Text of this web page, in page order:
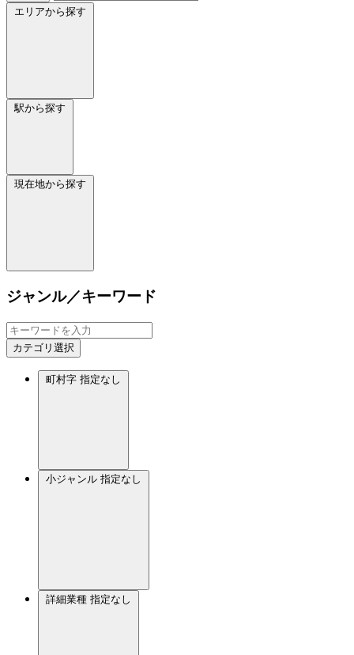
エリアから探す
駅から探す
現在地から探す
ジャンル／キーワード
カテゴリ選択
町村字 指定なし
小ジャンル 指定なし
詳細業種 指定なし